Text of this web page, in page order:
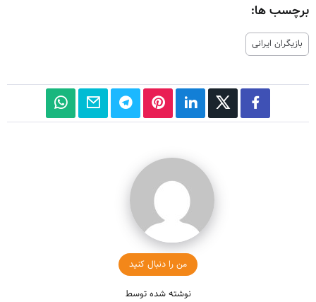
برچسب ها:
بازیگران ایرانی
من را دنبال کنید
نوشته شده توسط